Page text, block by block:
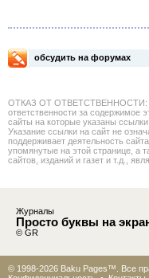
обсудить на форумах
ОТКАЗ ОТ ОТВЕТСТВЕННОСТИ:
ответственности за содержимое
сайты на которые указаны
Указание ссылки на сайт не
поддерживает деятельность
упомянутые на этой странице, а
сайтов, изданий и газет и т.д.,
Журналы
Просто буквы на
© GR
© 1998-2026 Baku Pages™. Все